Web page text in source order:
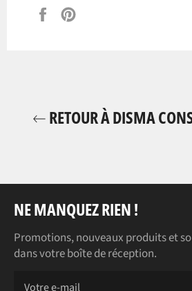
Partager
RETOUR À DISMA
NE MANQUEZ RIEN !
Promotions, nouveaux produits et
dans votre boîte de réception.